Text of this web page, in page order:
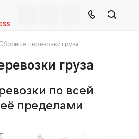
Сборные перевозки груза
груза
по всей
пределами